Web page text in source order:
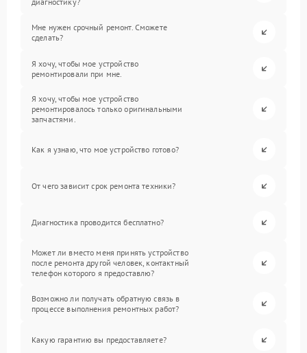
Мне нужен срочный ремонт. Сможете
сделать?
Я хочу, чтобы мое устройство
ремонтировали при мне.
Я хочу, чтобы мое устройство
ремонтировалось только оригинальными
запчастями.
Как я узнаю, что мое устройство готово?
От чего зависит срок ремонта техники?
Диагностика проводится бесплатно?
Может ли вместо меня принять устройство
после ремонта другой человек, контактный
телефон которого я предоставлю?
Возможно ли получать обратную связь в
процессе выполнения ремонтных работ?
Какую гарантию вы предоставляете?